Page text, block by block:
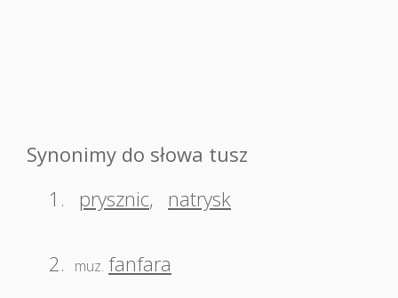
Synonimy do słowa tusz
1.
prysznic, natrysk
2. muz. fanfara